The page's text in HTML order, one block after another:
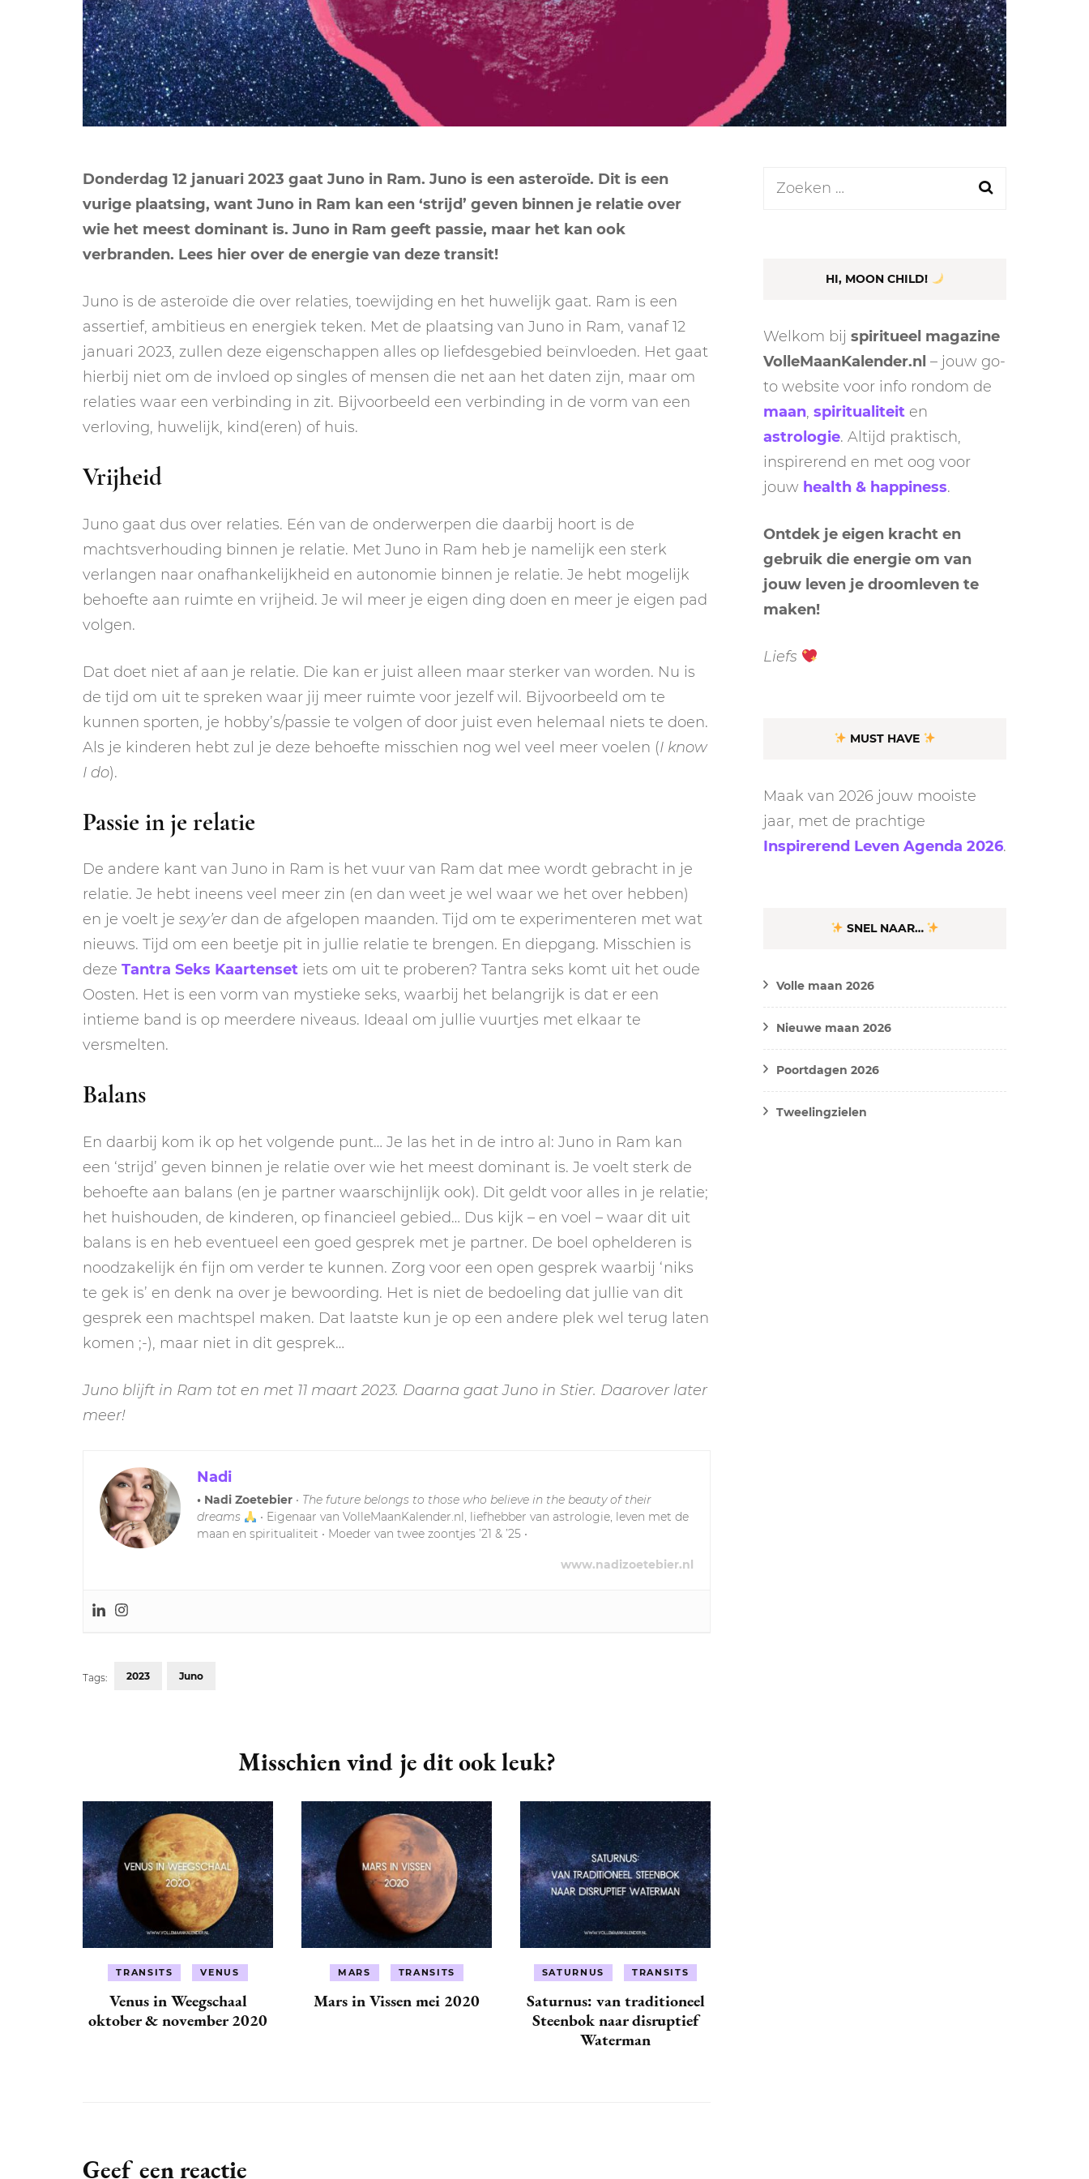
NEGENDE HUIS
NEPTUNUS
CHIRON
ORAKEL
MERCURIUS
RETROGRADE RITUEEL
SPIRIT ANIMALS
Donderdag 12 januari 2023 gaat Juno in Ram. Juno is een asteroïde. Dit is een
vurige plaatsing, want Juno in Ram kan een ‘strijd’ geven binnen je relatie over
wie het meest dominant is. Juno in Ram geeft passie, maar het kan ook
verbranden. Lees hier over de energie van deze transit!
Juno is de asteroïde die over relaties, toewijding en het huwelijk gaat. Ram is een
assertief, ambitieus en energiek teken. Met de plaatsing van Juno in Ram, vanaf 12
januari 2023, zullen deze eigenschappen alles op liefdesgebied beïnvloeden. Het gaat
hierbij niet om de invloed op singles of mensen die net aan het daten zijn, maar om
relaties waar een verbinding in zit. Bijvoorbeeld een verbinding in de vorm van een
verloving, huwelijk, kind(eren) of huis.
Vrijheid
Juno gaat dus over relaties. Eén van de onderwerpen die daarbij hoort is de
machtsverhouding binnen je relatie. Met Juno in Ram heb je namelijk een sterk
verlangen naar onafhankelijkheid en autonomie binnen je relatie. Je hebt mogelijk
behoefte aan ruimte en vrijheid. Je wil meer je eigen ding doen en meer je eigen pad
volgen.
Dat doet niet af aan je relatie. Die kan er juist alleen maar sterker van worden. Nu is
de tijd om uit te spreken waar jij meer ruimte voor jezelf wil. Bijvoorbeeld om te
kunnen sporten, je hobby’s/passie te volgen of door juist even helemaal niets te doen.
Als je kinderen hebt zul je deze behoefte misschien nog wel veel meer voelen (I know
I do).
Passie in je relatie
De andere kant van Juno in Ram is het vuur van Ram dat mee wordt gebracht in je
relatie. Je hebt ineens veel meer zin (en dan weet je wel waar we het over hebben)
en je voelt je sexy’er dan de afgelopen maanden. Tijd om te experimenteren met wat
nieuws. Tijd om een beetje pit in jullie relatie te brengen. En diepgang. Misschien is
deze Tantra Seks Kaartenset iets om uit te proberen? Tantra seks komt uit het oude
Oosten. Het is een vorm van mystieke seks, waarbij het belangrijk is dat er een
intieme band is op meerdere niveaus. Ideaal om jullie vuurtjes met elkaar te
versmelten.
Balans
En daarbij kom ik op het volgende punt… Je las het in de intro al: Juno in Ram kan
een ‘strijd’ geven binnen je relatie over wie het meest dominant is. Je voelt sterk de
behoefte aan balans (en je partner waarschijnlijk ook). Dit geldt voor alles in je relatie;
het huishouden, de kinderen, op financieel gebied… Dus kijk – en voel – waar dit uit
balans is en heb eventueel een goed gesprek met je partner. De boel ophelderen is
noodzakelijk én fijn om verder te kunnen. Zorg voor een open gesprek waarbij ‘niks
te gek is’ en denk na over je bewoording. Het is niet de bedoeling dat jullie van dit
gesprek een machtspel maken. Dat laatste kun je op een andere plek wel terug laten
komen ;-), maar niet in dit gesprek…
Juno blijft in Ram tot en met 11 maart 2023. Daarna gaat Juno in Stier. Daarover later
meer!
Nadi
• Nadi Zoetebier • The future belongs to those who believe in the beauty of their
dreams
• Eigenaar van VolleMaanKalender.nl, liefhebber van astrologie, leven met de
maan en spiritualiteit • Moeder van twee zoontjes ’21 & ’25 •
www.nadizoetebier.nl
Tags: 2023 Juno
Misschien vind je dit ook leuk?
TRANSITS VENUS
Venus in Weegschaal
oktober & november 2020
MARS TRANSITS
Mars in Vissen mei 2020
SATURNUS TRANSITS
Saturnus: van traditioneel
Steenbok naar disruptief
Waterman
Geef een reactie
Zoeken
HI, MOON CHILD!
Welkom bij spiritueel magazine
VolleMaanKalender.nl – jouw go-
to website voor info rondom de
maan, spiritualiteit en
astrologie. Altijd praktisch,
inspirerend en met oog voor
jouw health & happiness.
Ontdek je eigen kracht en
gebruik die energie om van
jouw leven je droomleven te
maken!
Liefs
MUST HAVE
Maak van 2026 jouw mooiste
jaar, met de prachtige
Inspirerend Leven Agenda 2026.
SNEL NAAR…
Volle maan 2026
Nieuwe maan 2026
Poortdagen 2026
Tweelingzielen